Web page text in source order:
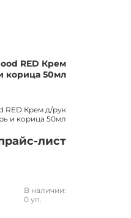
RED Крем
корица 50мл
RED Крем д/рук
и корица 50мл
лист
В наличии:
0 уп.